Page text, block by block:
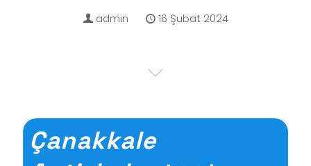
admin 16 Şubat 2024
Çanakkale